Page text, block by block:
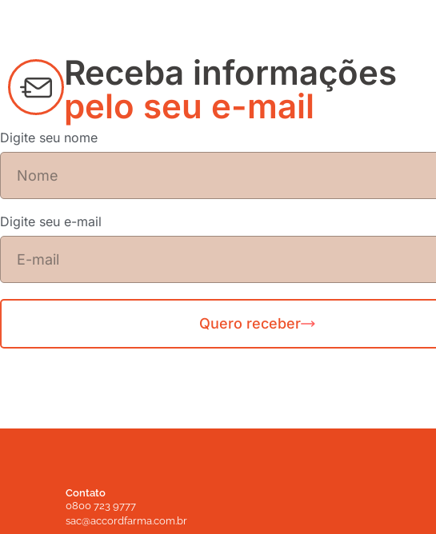
Receba informações
pelo seu e-mail
Digite seu nome
Digite seu e-mail
Quero receber
Contato
0800 723 9777
sac@accordfarma.com.br